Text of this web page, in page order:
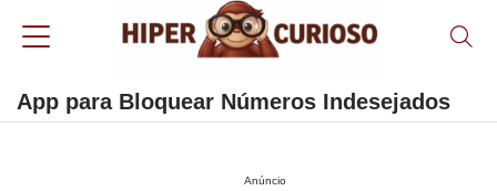
App para Bloquear Números Indesejados
Anúncio